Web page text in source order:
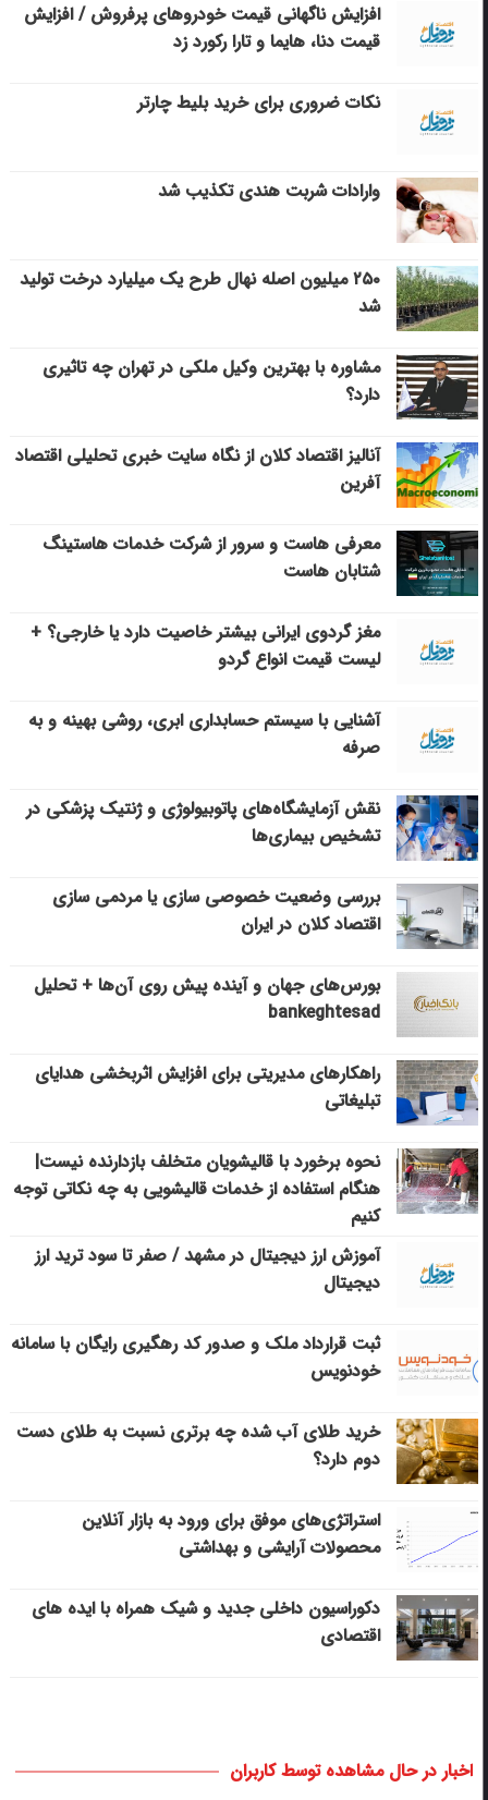
افزایش ناگهانی قیمت خودروهای پرفروش / افزایش
قیمت دنا، هایما و تارا رکورد زد
نکات ضروری برای خرید بلیط چارتر
وارادات شربت هندی تکذیب شد
۲۵۰ میلیون اصله نهال طرح یک میلیارد درخت تولید
شد
مشاوره با بهترین وکیل ملکی در تهران چه تاثیری
دارد؟
آنالیز اقتصاد کلان از نگاه سایت خبری تحلیلی اقتصاد
آفرین
معرفی هاست و سرور از شرکت خدمات هاستینگ
شتابان هاست
مغز گردوی ایرانی بیشتر خاصیت دارد یا خارجی؟ +
لیست قیمت انواع گردو
آشنایی با سیستم حسابداری ابری، روشی بهینه و به
صرفه
نقش آزمایشگاه‌های پاتوبیولوژی و ژنتیک پزشکی در
تشخیص بیماری‌ها
بررسی وضعیت خصوصی سازی یا مردمی سازی
اقتصاد کلان در ایران
بورس‌های جهان و آینده پیش روی آن‌ها + تحلیل
bankeghtesad
راهکارهای مدیریتی برای افزایش اثربخشی هدایای
تبلیغاتی
نحوه برخورد با قالیشویان متخلف بازدارنده نیست|
هنگام استفاده از خدمات قالیشویی به چه نکاتی توجه
کنیم
آموزش ارز دیجیتال در مشهد / صفر تا سود ترید ارز
دیجیتال
ثبت قرارداد ملک و صدور کد رهگیری رایگان با سامانه
خودنویس
خرید طلای آب شده چه برتری نسبت به طلای دست
دوم دارد؟
استراتژی‌های موفق برای ورود به بازار آنلاین
محصولات آرایشی و بهداشتی
دکوراسیون داخلی جدید و شیک همراه با ایده های
اقتصادی
اخبار در حال مشاهده توسط کاربران